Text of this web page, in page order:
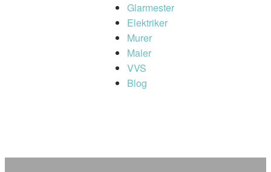
Glarmester
Elektriker
Murer
Maler
VVS
Blog